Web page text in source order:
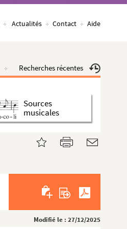
Actualités Contact Aide
Recherches récentes
Sources
musicales
Modifié le : 27/12/2025